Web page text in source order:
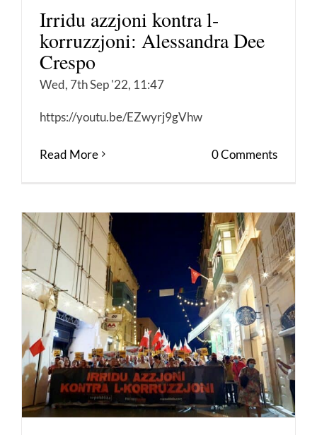
Irridu azzjoni kontra l-
korruzzjoni: Alessandra Dee
Crespo
Wed, 7th Sep '22, 11:47
https://youtu.be/EZwyrj9gVhw
Read More 0 Comments